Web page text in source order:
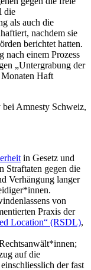
die
als auch die
nachdem sie
berichtet hatten.
nach einem Prozess
„Untergrabung der
Monaten Haft
Amnesty Schweiz,
in Gesetz und
Straftaten gegen die
Verhängung langer
von
Praxis der
Location“ (RSDL),
auf die
der fast